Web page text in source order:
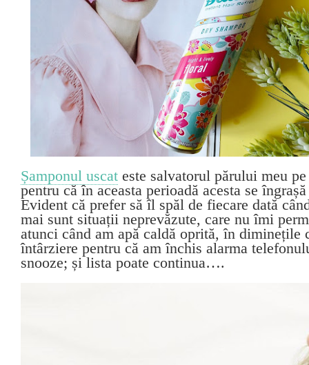
Șamponul uscat este salvatorul părului meu
pentru că în aceasta perioadă acesta se
Evident că prefer să îl spăl de fiecare dată
mai sunt situații neprevăzute, care nu îmi
atunci când am apă caldă oprită, în diminețile
întârziere pentru că am închis alarma
snooze; și lista poate continua….